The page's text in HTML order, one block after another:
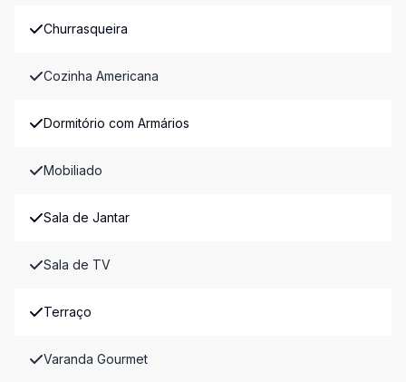
Churrasqueira
Cozinha Americana
Dormitório com Armários
Mobiliado
Sala de Jantar
Sala de TV
Terraço
Varanda Gourmet